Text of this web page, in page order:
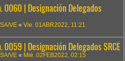
0060 | Designación Delegados
VE « Vie. 01ABR2022, 11:21
0059 | Designación Delegados SRCE
VE « Mié. 02FEB2022, 02:15